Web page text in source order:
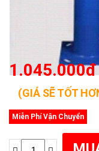
1.045.000đ
(GIÁ SẼ TỐT
Miễn Phí Vận Chuyển